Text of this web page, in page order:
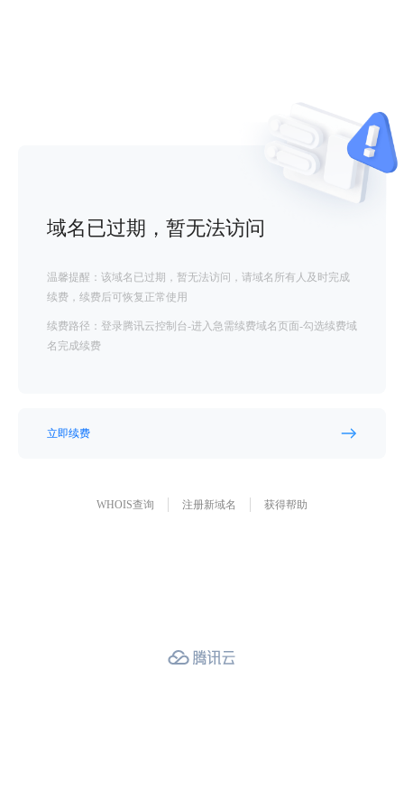
域名已过期，暂无法访问
温馨提醒：该域名已过期，暂无法访问，请域名所有人及时完成
续费，续费后可恢复正常使用
续费路径：登录腾讯云控制台-进入急需续费域名页面-勾选续费域
名完成续费
立即续费
WHOIS查询 注册新域名 获得帮助